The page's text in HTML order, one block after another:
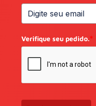
Verifique seu pedido.*